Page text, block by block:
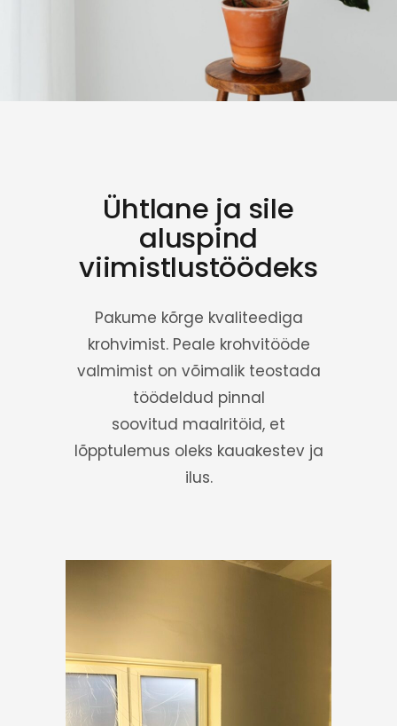
Ühtlane ja sile
aluspind
viimistlustöödeks
Pakume kõrge kvaliteediga
krohvimist. Peale krohvitööde
valmimist on võimalik teostada
töödeldud pinnal
soovitud maalritöid, et
lõpptulemus oleks kauakestev ja
ilus.